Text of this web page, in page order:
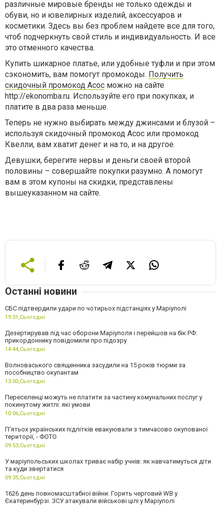
различные мировые бренды не только одежды и
обуви, но и ювелирных изделий, аксессуаров и
косметики. Здесь вы без проблем найдете все для того,
чтоб подчеркнуть свой стиль и индивидуальность. И все
это отменного качества.
Купить шикарное платье, или удобные туфли и при этом
сэкономить, вам помогут промокоды. Получить
скидочный промокод Асос можно на сайте
http://ekonomba.ru. Используйте его при покупках, и
платите в два раза меньше.
Теперь не нужно выбирать между джинсами и блузой –
используя скидочный промокод Асос или промокод
Квелли, вам хватит денег и на то, и на другое.
Девушки, берегите нервы и деньги своей второй
половины – совершайте покупки разумно. А помогут
вам в этом купоны на скидки, представлены
вышеуказанном на сайте.
Останні новини
СБС підтвердили удари по чотирьох підстанціях у Маріуполі
19:31,Сьогодні
Дезертирував під час оборони Маріуполя і перейшов на бік РФ:
прикордоннику повідомили про підозру
14:44,Сьогодні
Волноваського священника засудили на 15 років тюрми за
пособництво окупантам
13:00,Сьогодні
Переселенці можуть не платити за частину комунальних послуг у
покинутому житлі: які умови
10:06,Сьогодні
П’ятьох українських підлітків евакуювали з тимчасово окупованої
території, - ФОТО
09:53,Сьогодні
У маріупольських школах триває набір учнів: як навчатимуться діти
та куди звертатися
09:35,Сьогодні
1626 день повномасштабної війни. Горить черговий WB у
Єкатеринбурзі. ЗСУ атакували військові цілі у Маріуполі